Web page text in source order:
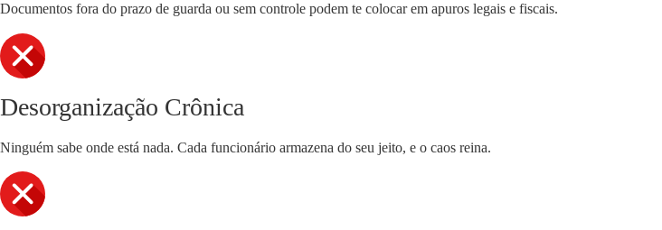
Documentos fora do prazo de guarda ou sem controle podem te colocar em apuros legais e fiscais.
Desorganização Crônica
Ninguém sabe onde está nada. Cada funcionário armazena do seu jeito, e o caos reina.